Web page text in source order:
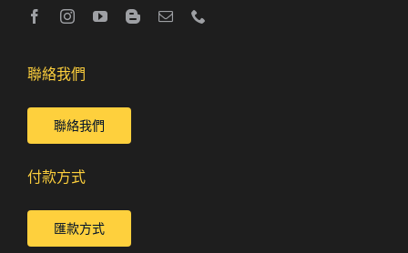
聯絡我們
聯絡我們
付款方式
匯款方式